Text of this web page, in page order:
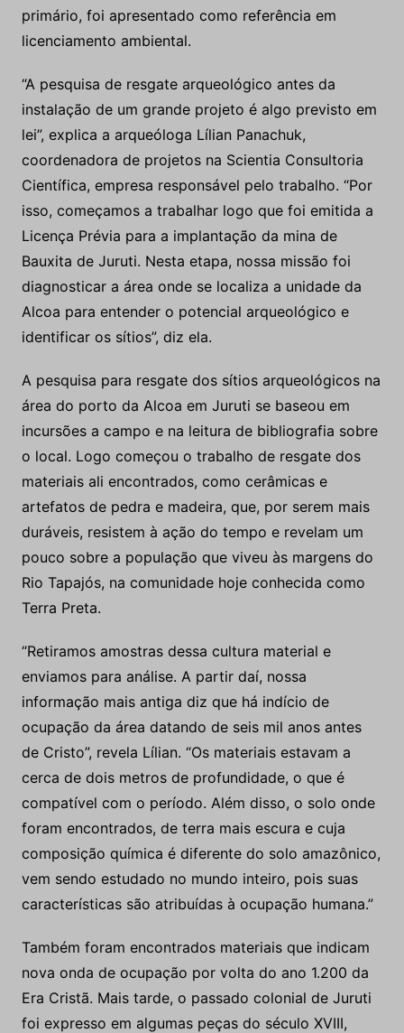
primário, foi apresentado como referência em
licenciamento ambiental.
“A pesquisa de resgate arqueológico antes da
instalação de um grande projeto é algo previsto em
lei”, explica a arqueóloga Lílian Panachuk,
coordenadora de projetos na Scientia Consultoria
Científica, empresa responsável pelo trabalho. “Por
isso, começamos a trabalhar logo que foi emitida a
Licença Prévia para a implantação da mina de
Bauxita de Juruti. Nesta etapa, nossa missão foi
diagnosticar a área onde se localiza a unidade da
Alcoa para entender o potencial arqueológico e
identificar os sítios”, diz ela.
A pesquisa para resgate dos sítios arqueológicos na
área do porto da Alcoa em Juruti se baseou em
incursões a campo e na leitura de bibliografia sobre
o local. Logo começou o trabalho de resgate dos
materiais ali encontrados, como cerâmicas e
artefatos de pedra e madeira, que, por serem mais
duráveis, resistem à ação do tempo e revelam um
pouco sobre a população que viveu às margens do
Rio Tapajós, na comunidade hoje conhecida como
Terra Preta.
“Retiramos amostras dessa cultura material e
enviamos para análise. A partir daí, nossa
informação mais antiga diz que há indício de
ocupação da área datando de seis mil anos antes
de Cristo”, revela Lílian. “Os materiais estavam a
cerca de dois metros de profundidade, o que é
compatível com o período. Além disso, o solo onde
foram encontrados, de terra mais escura e cuja
composição química é diferente do solo amazônico,
vem sendo estudado no mundo inteiro, pois suas
características são atribuídas à ocupação humana.”
Também foram encontrados materiais que indicam
nova onda de ocupação por volta do ano 1.200 da
Era Cristã. Mais tarde, o passado colonial de Juruti
foi expresso em algumas peças do século XVIII,